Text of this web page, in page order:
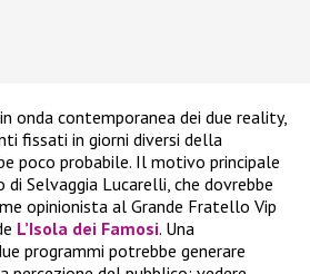
onda contemporanea dei due reality,
fissati in giorni diversi della
poco probabile. Il motivo principale
Selvaggia Lucarelli, che dovrebbe
opinionista al Grande Fratello Vip
L’Isola dei Famosi. Una
programmi potrebbe generare